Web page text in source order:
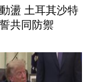
盪 土耳其沙特
共同防禦